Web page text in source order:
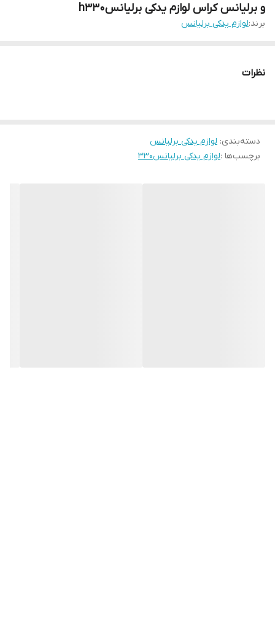
و برلیانس کراس لوازم یدکی برلیانسh330
برند:لوازم یدکی برلیانس
نظرات
دسته‌بندی: لوازم یدکی برلیانس
برچسب‌ها :لوازم یدکی برلیانس۳۳۰